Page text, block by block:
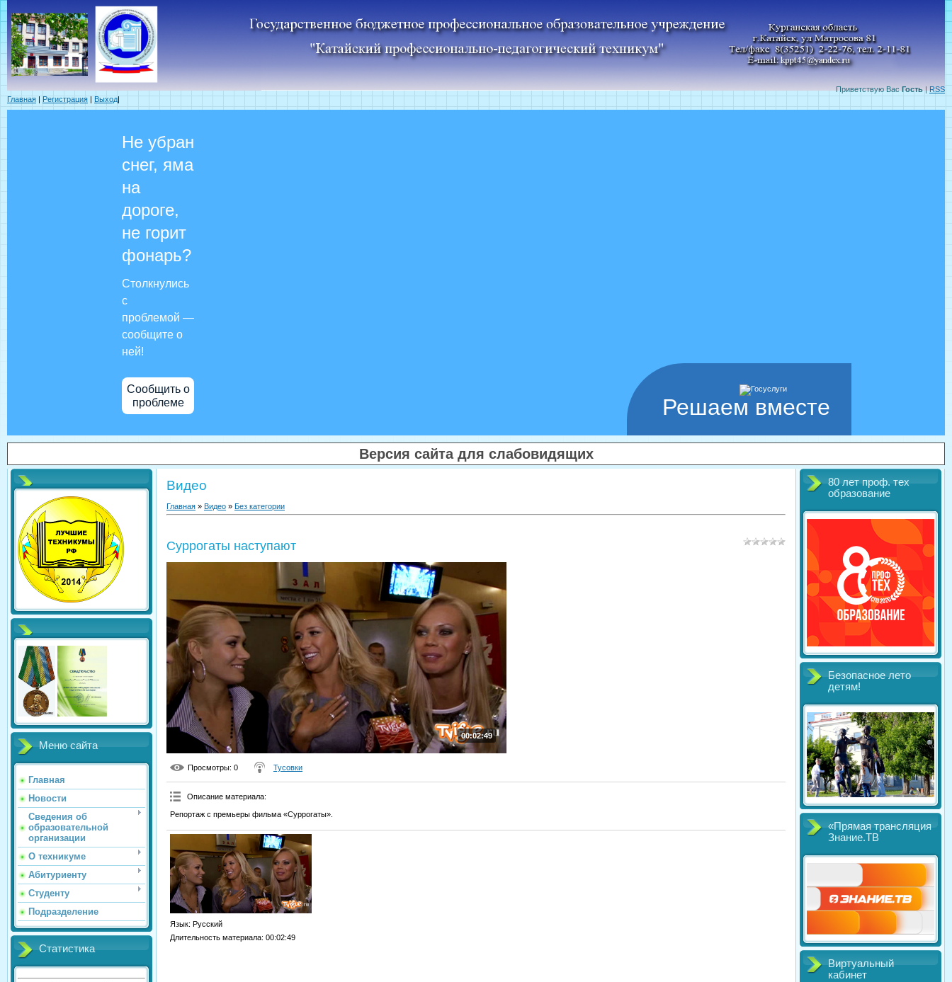
Приветствую Вас Гость|RSS
Главная | Регистрация | Выход|
Решаем вместе
Не убран
снег, яма
на
дороге,
не горит
фонарь?
Столкнулись
с
проблемой —
сообщите о
ней!
Сообщить о
проблеме
Версия сайта для слабовидящих
Меню сайта
Главная
Новости
Сведения об
образовательной
организации
О техникуме
Абитуриенту
Студенту
Подразделение
Статистика
Видео
Главная » Видео » Без категории
Суррогаты наступают
00:02:49
Просмотры: 0 Тусовки
Описание материала:
Репортаж с премьеры фильма «Суррогаты».
Язык: Русский
Длительность материала: 00:02:49
80 лет проф. тех
образование
Безопасное лето
детям!
«Прямая трансляция
Знание.ТВ
Виртуальный
кабинет